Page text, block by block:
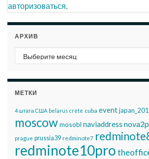
авторизоваться.
АРХИВ
Архив
МЕТКИ
4 штата США belarus crete cuba event
moscowmosobl naviaddress
prague prussia39 redminote7
redminote10pro